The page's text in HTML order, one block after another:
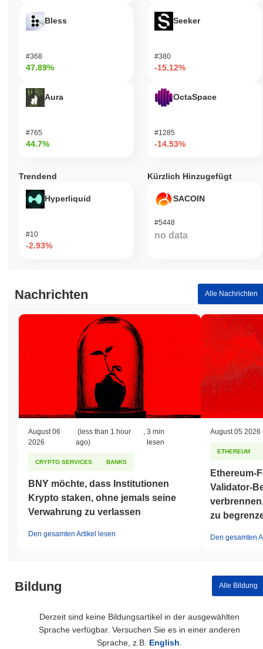
Bless
#368
47.89%
Aura
#765
44.7%
Seeker
#380
-15.12%
OctaSpace
#1285
-14.53%
Trendend
Hyperliquid
#10
-2.93%
Kürzlich Hinzugefügt
SACOIN
#5448
no data
Nachrichten Alle Nachrichten
August 06
2026
(less than 1 hour
ago)
,3 min
lesen
CRYPTO SERVICES BANKS
BNY möchte, dass Institutionen
Krypto staken, ohne jemals seine
Verwahrung zu verlassen
Den gesamten Artikel lesen
August 05 2026
ETHEREUM
Ethereum-
Validator-
zu
Den gesamten
Bildung Alle Bildung
Derzeit sind keine Bildungsartikel in der ausgewählten
Sprache verfügbar. Versuchen Sie es in einer anderen
Sprache, z.B. English